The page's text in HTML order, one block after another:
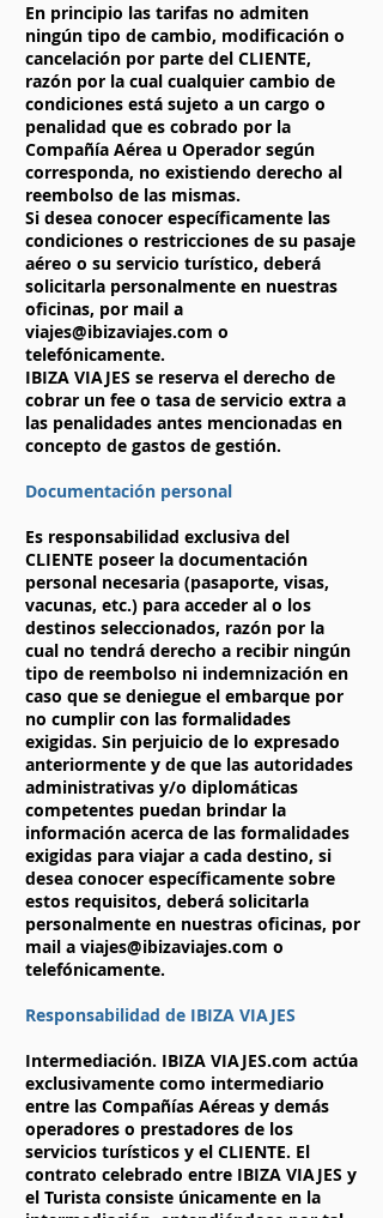
En principio las tarifas no admiten
ningún tipo de cambio, modificación o
cancelación por parte del CLIENTE,
razón por la cual cualquier cambio de
condiciones está sujeto a un cargo o
penalidad que es cobrado por la
Compañía Aérea u Operador según
corresponda, no existiendo derecho al
reembolso de las mismas.
Si desea conocer específicamente las
condiciones o restricciones de su pasaje
aéreo o su servicio turístico, deberá
solicitarla personalmente en nuestras
oficinas, por mail a
viajes@ibizaviajes.com o
telefónicamente.
IBIZA VIAJES se reserva el derecho de
cobrar un fee o tasa de servicio extra a
las penalidades antes mencionadas en
concepto de gastos de gestión.
Documentación personal
Es responsabilidad exclusiva del
CLIENTE poseer la documentación
personal necesaria (pasaporte, visas,
vacunas, etc.) para acceder al o los
destinos seleccionados, razón por la
cual no tendrá derecho a recibir ningún
tipo de reembolso ni indemnización en
caso que se deniegue el embarque por
no cumplir con las formalidades
exigidas. Sin perjuicio de lo expresado
anteriormente y de que las autoridades
administrativas y/o diplomáticas
competentes puedan brindar la
información acerca de las formalidades
exigidas para viajar a cada destino, si
desea conocer específicamente sobre
estos requisitos, deberá solicitarla
personalmente en nuestras oficinas, por
mail a viajes@ibizaviajes.com o
telefónicamente.
Responsabilidad de IBIZA VIAJES
Intermediación. IBIZA VIAJES.com actúa
exclusivamente como intermediario
entre las Compañías Aéreas y demás
operadores o prestadores de los
servicios turísticos y el CLIENTE. El
contrato celebrado entre IBIZA VIAJES y
el Turista consiste únicamente en la